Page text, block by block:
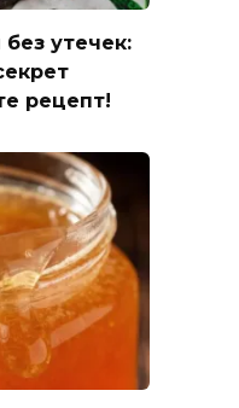
утечек:
рецепт!